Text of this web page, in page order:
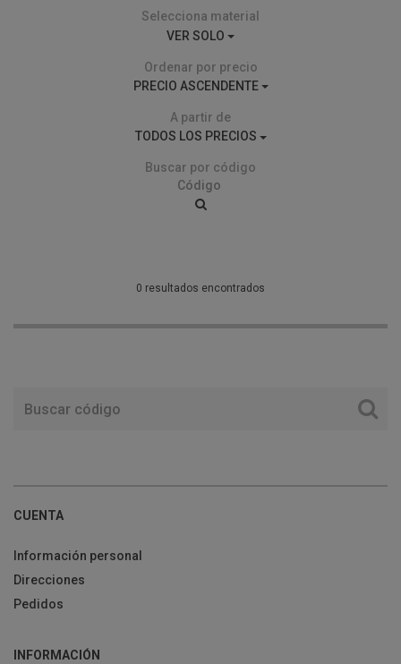
Selecciona material
VER SOLO
Ordenar por precio
PRECIO ASCENDENTE
A partir de
TODOS LOS PRECIOS
Buscar por código
0 resultados encontrados
CUENTA
Información personal
Direcciones
Pedidos
INFORMACIÓN